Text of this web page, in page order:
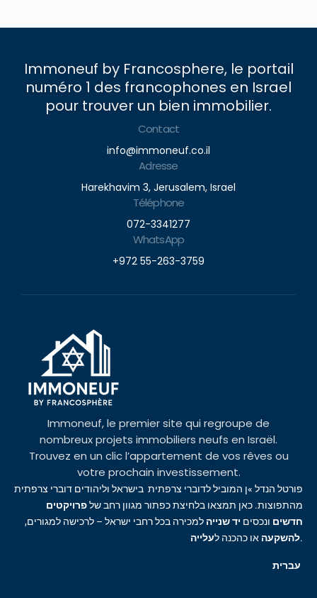
Immoneuf by Francosphere, le portail
numéro 1 des francophones en Israel
pour trouver un bien immobilier.
Contact
info@immoneuf.co.il
Adresse
Harekhavim 3, Jerusalem, Israel
Téléphone
072-3341277
WhatsApp
+972 55-263-3759
Immoneuf, le premier site qui regroupe de
nombreux projets immobiliers neufs en Israël.
Trouvez en un clic l’appartement de vos rêves ou
votre prochain investissement.
פורטל הנדל »ן המוביל לדוברי צרפתית בישראל וליהודים דוברי צרפתית
מהתפוצות. כאן תמצאו בלחיצת כפתור מגוון רחב שלפרויקטים
חדשים ונכסים יד שנייה למכירה בכל רחבי ישראל – לרכישה למגורים,
להשקעה או כהכנה לעלייה .